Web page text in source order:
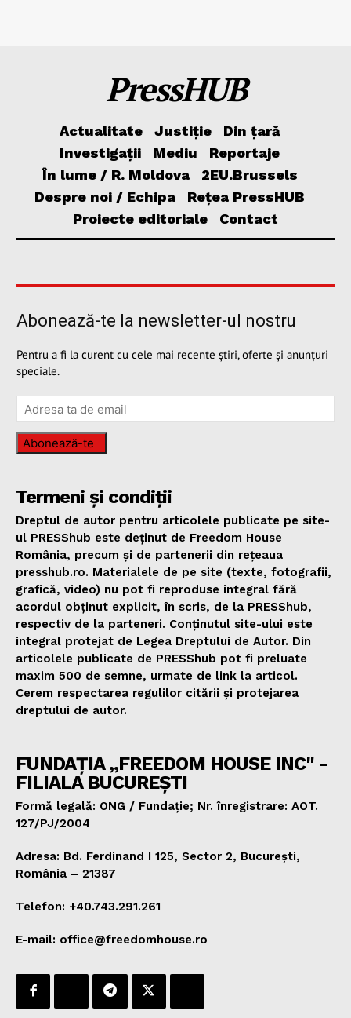
PressHUB
Actualitate Justiție
Din țară
Investigații
Mediu
Reportaje
În lume / R. Moldova
2EU.Brussels
Despre noi / Echipa
Rețea PressHUB
Proiecte editoriale
Contact
Abonează-te la newsletter-ul nostru
Pentru a fi la curent cu cele mai recente știri, oferte și anunțuri
speciale.
Abonează-te
Termeni și condiții
Dreptul de autor pentru articolele publicate pe site-
ul PRESShub este deținut de Freedom House
România, precum și de partenerii din rețeaua
presshub.ro. Materialele de pe site (texte, fotografii,
grafică, video) nu pot fi reproduse integral fără
acordul obținut explicit, în scris, de la PRESShub,
respectiv de la parteneri. Conținutul site-ului este
integral protejat de Legea Dreptului de Autor. Din
articolele publicate de PRESShub pot fi preluate
maxim 500 de semne, urmate de link la articol.
Cerem respectarea regulilor citării și protejarea
dreptului de autor.
FUNDAȚIA „FREEDOM HOUSE INC" -
FILIALA BUCUREȘTI
Formă legală: ONG / Fundație; Nr. înregistrare: AOT.
127/PJ/2004
Adresa: Bd. Ferdinand I 125, Sector 2, București,
România – 21387
Telefon: +40.743.291.261
E-mail: office@freedomhouse.ro